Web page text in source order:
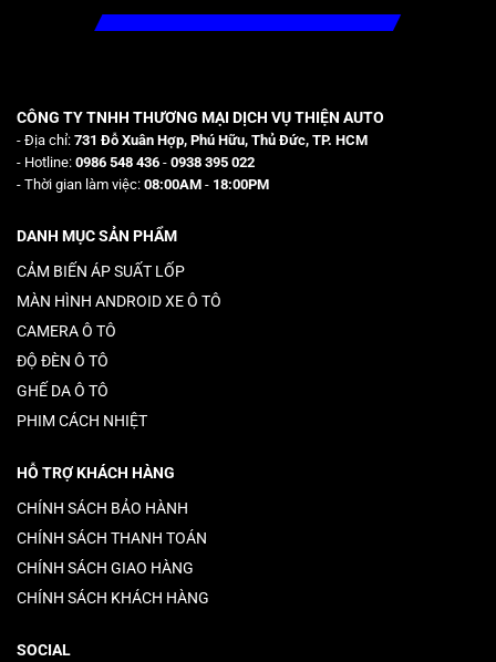
CÔNG TY TNHH THƯƠNG MẠI DỊCH VỤ THIỆN AUTO
- Địa chỉ: 731 Đỗ Xuân Hợp, Phú Hữu, Thủ Đức, TP. HCM
- Hotline: 0986 548 436 - 0938 395 022
- Thời gian làm việc: 08:00AM - 18:00PM
DANH MỤC SẢN PHẨM
CẢM BIẾN ÁP SUẤT LỐP
MÀN HÌNH ANDROID XE Ô TÔ
CAMERA Ô TÔ
ĐỘ ĐÈN Ô TÔ
GHẾ DA Ô TÔ
PHIM CÁCH NHIỆT
HỖ TRỢ KHÁCH HÀNG
CHÍNH SÁCH BẢO HÀNH
CHÍNH SÁCH THANH TOÁN
CHÍNH SÁCH GIAO HÀNG
CHÍNH SÁCH KHÁCH HÀNG
SOCIAL